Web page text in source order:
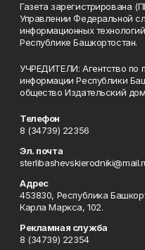
Газета зарегистрирована
Управлении Федеральной
информационных
Республике Башкортостан.
УЧРЕДИТЕЛИ: Агентство по
информации Республики
общество Издательский
Телефон
8 (34739) 22356
Эл. почта
Адрес
453830, Республика
Карла Маркса, 102.
Рекламная служба
8 (34739) 22354